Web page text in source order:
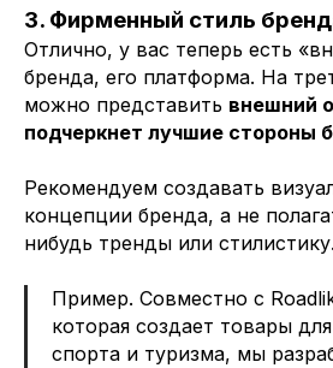
3. Фирменный стиль
Отлично, у вас теперь есть
бренда, его платформа. На
можно представить внешний
подчеркнет лучшие стороны
Рекомендуем создавать
концепции бренда, а не
нибудь тренды или стилистику.
Пример. Совместно с
которая создает товары
спорта и туризма, мы